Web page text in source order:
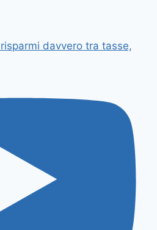
davvero tra tasse,